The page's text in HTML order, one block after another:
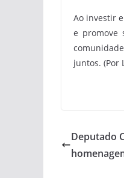
Ao investir
e promove
juntos. (Por
Deputado